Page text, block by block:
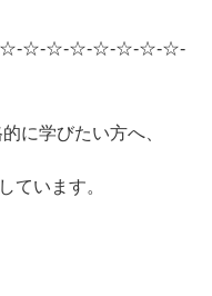
☆-☆-☆-☆-☆-☆-☆-
に学びたい方へ、
ています。